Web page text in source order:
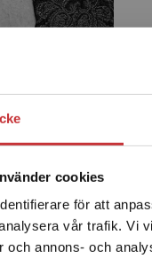
cookies
för att
vår trafik. Vi
och annons- och
Det verkar
enhet
Sverige.